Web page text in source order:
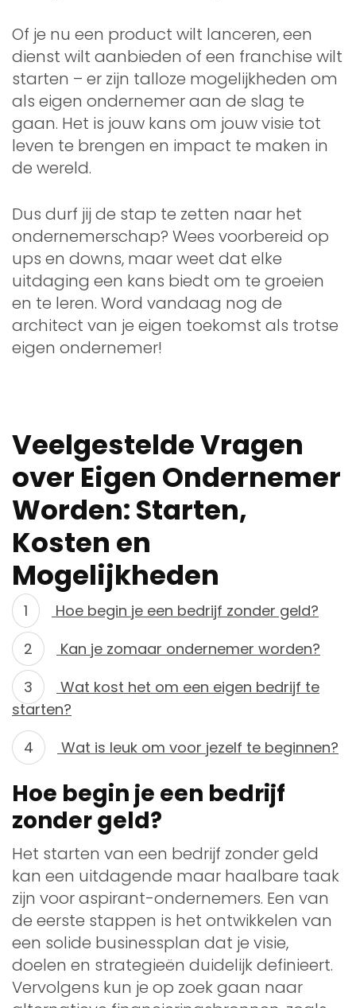
Of je nu een product wilt lanceren, een
dienst wilt aanbieden of een franchise wilt
starten – er zijn talloze mogelijkheden om
als eigen ondernemer aan de slag te
gaan. Het is jouw kans om jouw visie tot
leven te brengen en impact te maken in
de wereld.
Dus durf jij de stap te zetten naar het
ondernemerschap? Wees voorbereid op
ups en downs, maar weet dat elke
uitdaging een kans biedt om te groeien
en te leren. Word vandaag nog de
architect van je eigen toekomst als trotse
eigen ondernemer!
Veelgestelde Vragen
over Eigen Ondernemer
Worden: Starten,
Kosten en
Mogelijkheden
Hoe begin je een bedrijf zonder geld?
Kan je zomaar ondernemer worden?
Wat kost het om een eigen bedrijf te
starten?
Wat is leuk om voor jezelf te beginnen?
Hoe begin je een bedrijf
zonder geld?
Het starten van een bedrijf zonder geld
kan een uitdagende maar haalbare taak
zijn voor aspirant-ondernemers. Een van
de eerste stappen is het ontwikkelen van
een solide businessplan dat je visie,
doelen en strategieën duidelijk definieert.
Vervolgens kun je op zoek gaan naar